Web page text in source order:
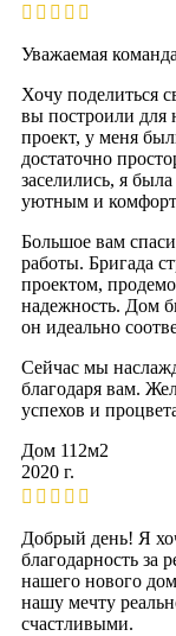
Уважаемая
Хочу поделиться
вы построили для
проект, у меня
достаточно
заселились, я
уютным и
Большое вам
работы. Бригада
проектом,
надежность. Дом
он идеально
Сейчас мы
благодаря вам.
успехов и
Дом 112м2
2020 г.
Добрый день! Я
благодарность
нашего нового
нашу мечту
счастливыми.